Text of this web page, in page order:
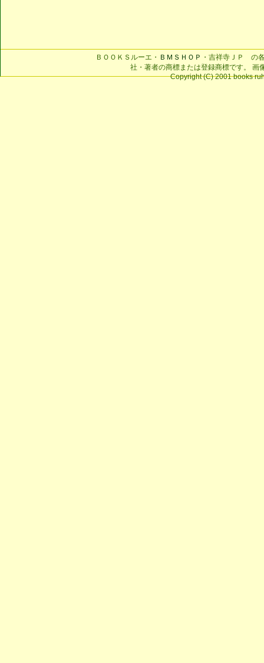
ＢＯＯＫＳルーエ・ ＢＭＳＨＯＰ ・吉祥寺ＪＰ の
社・著者の商標または登録商標です。 画
Copyright (C) 2001 books